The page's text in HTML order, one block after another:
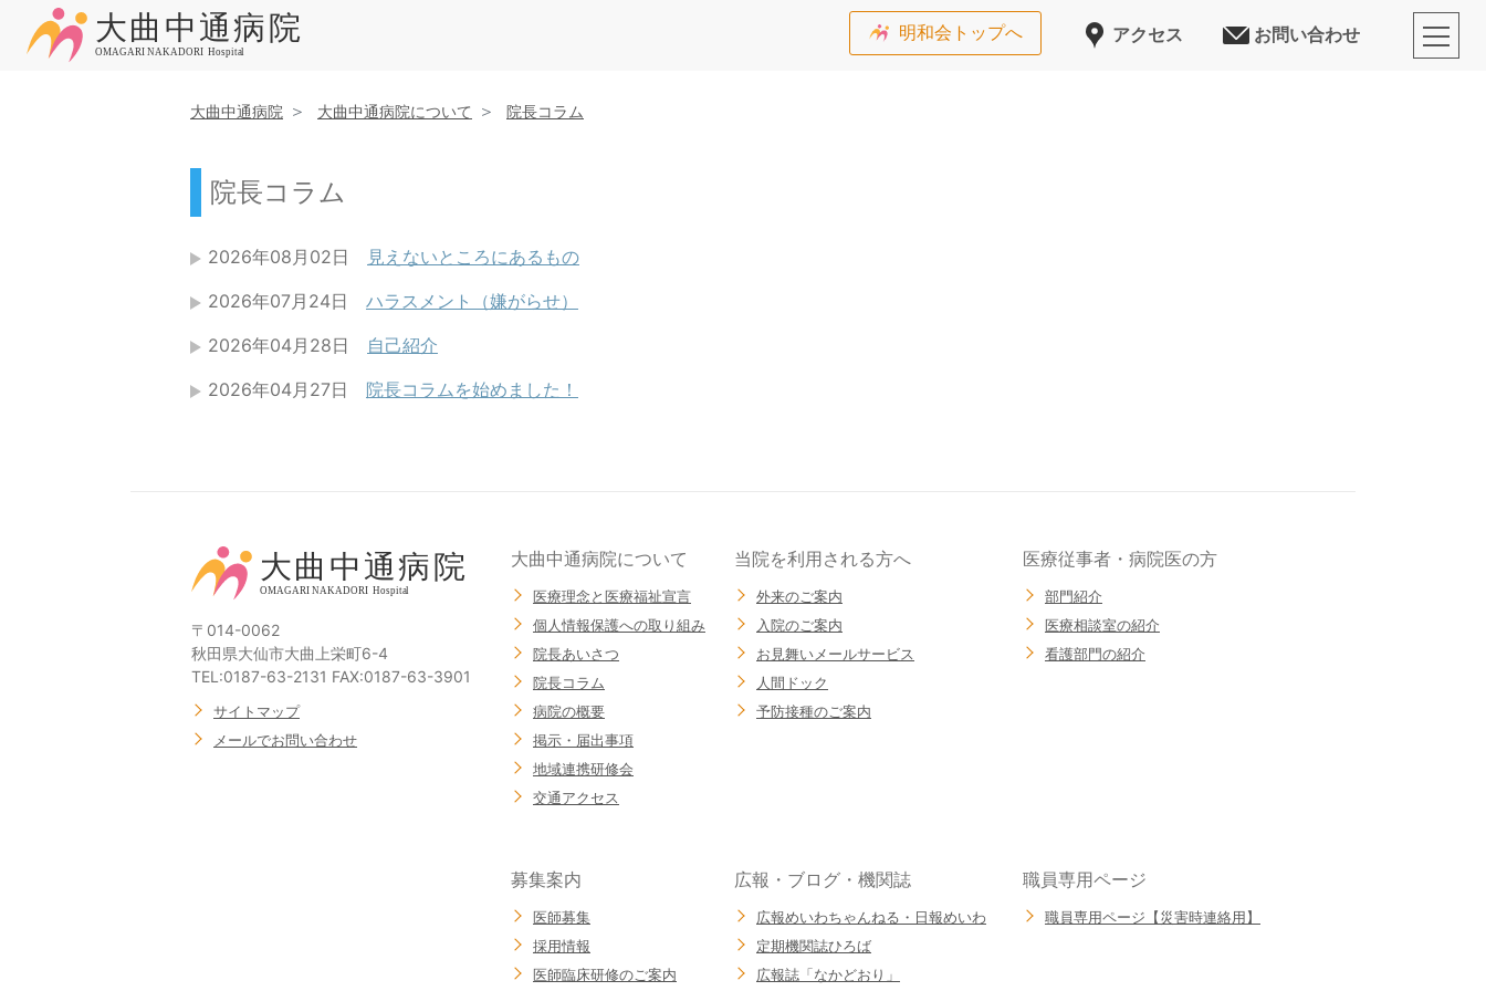
明和会トップへ アクセス お問い合わせ
大曲中通病院 大曲中通病院について 院長コラム
院長コラム
2026年08月02日
見えないところにあるもの
2026年07月24日 ハラスメント（嫌がらせ）
2026年04月28日 自己紹介
2026年04月27日 院長コラムを始めました！
〒014-0062
秋田県大仙市大曲上栄町6-4
TEL:0187-63-2131 FAX:0187-63-3901
サイトマップ
メールでお問い合わせ
大曲中通病院について
医療理念と医療福祉宣言
個人情報保護への取り組み
院長あいさつ
院⾧コラム
病院の概要
掲示・届出事項
地域連携研修会
交通アクセス
当院を利用される方へ
外来のご案内
入院のご案内
お見舞いメールサービス
人間ドック
予防接種のご案内
医療従事者・病院医の方
部門紹介
医療相談室の紹介
看護部門の紹介
募集案内
医師募集
採用情報
医師臨床研修のご案内
広報・ブログ・機関誌
広報めいわちゃんねる・日報めいわ
定期機関誌ひろば
広報誌「なかどおり」
職員専用ページ
職員専用ページ【災害時連絡用】